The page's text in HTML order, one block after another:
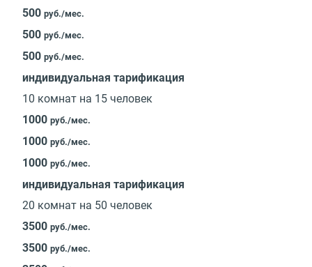
500 руб./мес.
500 руб./мес.
500 руб./мес.
индивидуальная тарификация
10 комнат на 15 человек
1000 руб./мес.
1000 руб./мес.
1000 руб./мес.
индивидуальная тарификация
20 комнат на 50 человек
3500 руб./мес.
3500 руб./мес.